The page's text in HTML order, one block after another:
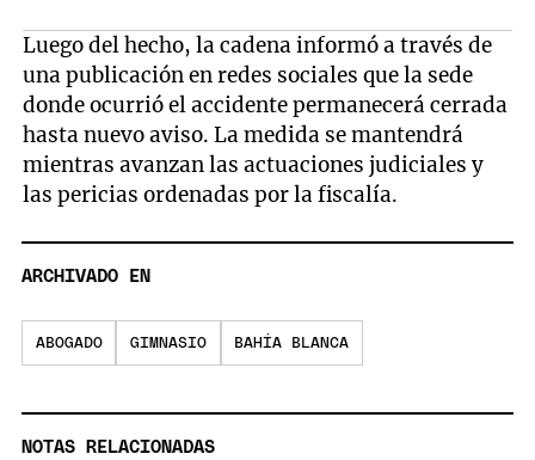
Luego del hecho, la cadena informó a través de
una publicación en redes sociales que la sede
donde ocurrió el accidente permanecerá cerrada
hasta nuevo aviso. La medida se mantendrá
mientras avanzan las actuaciones judiciales y
las pericias ordenadas por la fiscalía.
ARCHIVADO EN
ABOGADO GIMNASIO BAHÍA BLANCA
NOTAS RELACIONADAS